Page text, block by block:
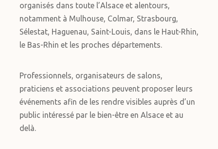
organisés dans toute l’Alsace et alentours,
notamment à Mulhouse, Colmar, Strasbourg,
Sélestat, Haguenau, Saint-Louis, dans le Haut-Rhin,
le Bas-Rhin et les proches départements.
Professionnels, organisateurs de salons,
praticiens et associations peuvent proposer leurs
événements afin de les rendre visibles auprès d’un
public intéressé par le bien-être en Alsace et au
delà.